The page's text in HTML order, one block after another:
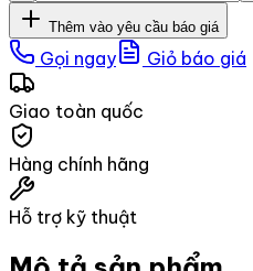
Thêm vào yêu cầu báo giá
Gọi ngay Giỏ báo giá
Giao toàn quốc
Hàng chính hãng
Hỗ trợ kỹ thuật